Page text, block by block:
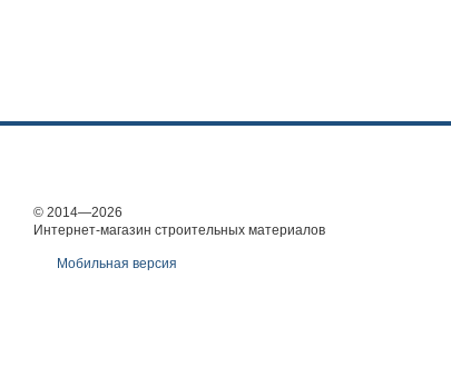
© 2014—2026
Интернет-магазин строительных материалов
Мобильная версия